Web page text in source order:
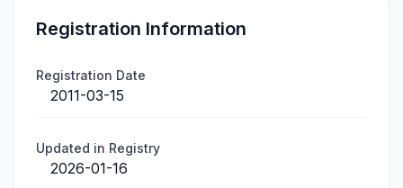
Registration Information
Registration Date
2011-03-15
Updated in Registry
2026-01-16